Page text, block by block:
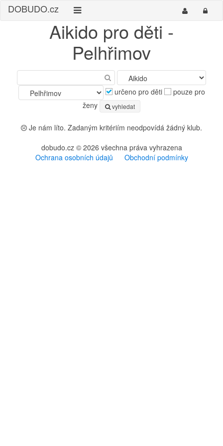
DOBUDO.cz
Aikido pro děti -
Pelhřimov
určeno pro děti
pouze pro
ženy
vyhledat
Je nám líto. Zadaným kritériím neodpovídá žádný klub.
dobudo.cz © 2026 všechna práva vyhrazena
Ochrana osobních údajů
Obchodní podmínky